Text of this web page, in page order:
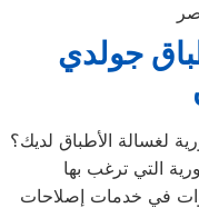
جولدي
لغسالة الأطباق لديك؟
نمتلك خبرة أكثر من 10 سنوات في خدمات إصلاحات